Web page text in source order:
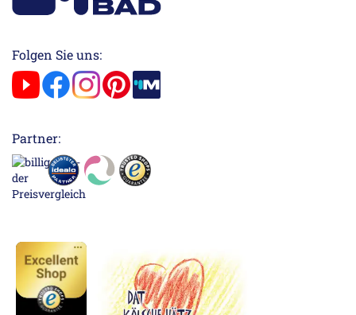
Folgen Sie uns:
Partner: